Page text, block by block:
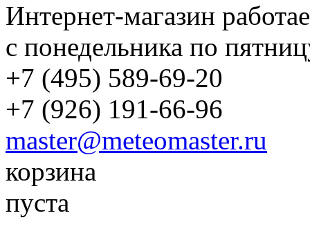
Интернет-магазин
с понедельника по
+7 (495) 589-69-20
+7 (926) 191-66-96
master@meteomaster.ru
корзина
пуста